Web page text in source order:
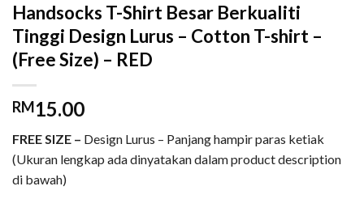
Handsocks T-Shirt Besar Berkualiti
Tinggi Design Lurus – Cotton T-shirt –
(Free Size) – RED
RM15.00
FREE SIZE – Design Lurus – Panjang hampir paras ketiak
(Ukuran lengkap ada dinyatakan dalam product description
di bawah)